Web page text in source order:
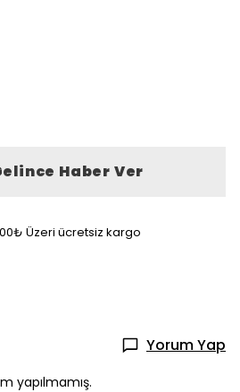
Haber Ver
Üzeri ücretsiz kargo
Yorum Yap
yapılmamış.